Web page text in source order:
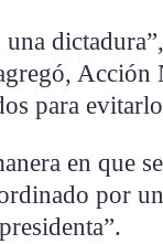
Acción
para
en que
por